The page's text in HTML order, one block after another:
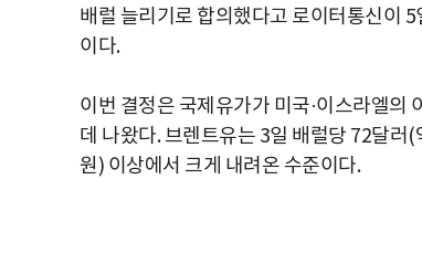
배럴 늘리기로 합의했다고 로이터통신이
이다.
이번 결정은 국제유가가 미국·이스라엘의
데 나왔다. 브렌트유는 3일 배럴당 72달
원) 이상에서 크게 내려온 수준이다.